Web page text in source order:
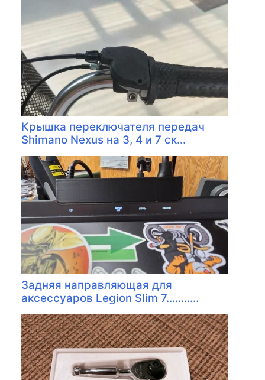
Крышка переключателя передач
Shimano Nexus на 3, 4 и 7 ск...
Задняя направляющая для
аксессуаров Legion Slim 7...........